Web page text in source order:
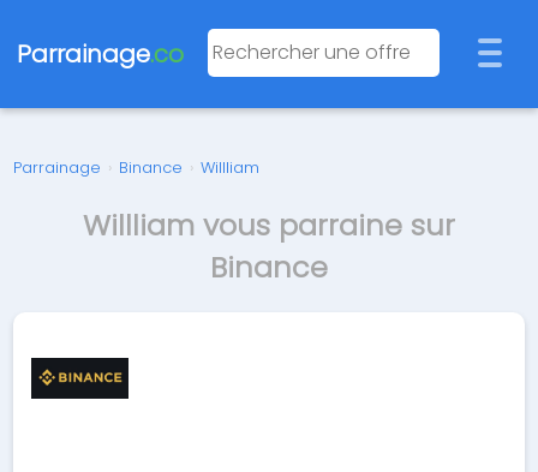
Parrainage.co
Parrainage › Binance › Willliam
Willliam vous parraine sur
Binance